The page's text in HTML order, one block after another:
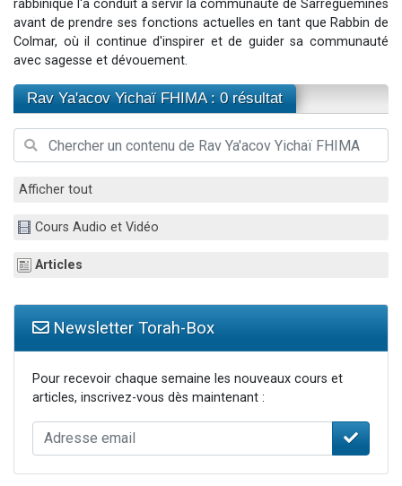
Il reste 49 places pour étudier en groupe sur Zoom
12 nouvelles musiques dans Torah-Box Music
rabbinique l'a conduit à servir la communauté de Sarreguemines
avant de prendre ses fonctions actuelles en tant que Rabbin de
Colmar, où il continue d'inspirer et de guider sa communauté
avec sagesse et dévouement.
Rav Ya'acov Yichaï FHIMA : 0 résultat
Afficher tout
Cours Audio et Vidéo
Articles
Newsletter Torah-Box
Pour recevoir chaque semaine les nouveaux cours et
articles, inscrivez-vous dès maintenant :